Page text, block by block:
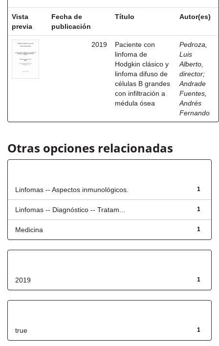
Vista
previa
Fecha de
publicación
Título Autor(es)
2019
Paciente con
linfoma de
Hodgkin clásico y
linfoma difuso de
células B grandes
con infiltración a
médula ósea
Pedroza,
Luis
Alberto,
director;
Andrade
Fuentes,
Andrés
Fernando
Otras opciones relacionadas
1
Linfomas -- Aspectos inmunológicos.
1
Linfomas -- Diagnóstico -- Tratam...
1
Medicina
1
2019
1
true